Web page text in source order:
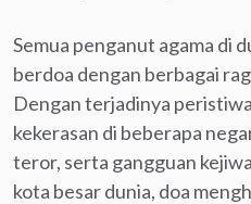
Semua penganut agama di
berdoa dengan berbagai
Dengan terjadinya
kekerasan di beberapa
teror, serta gangguan
kota besar dunia, doa